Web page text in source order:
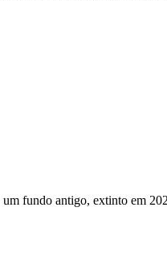
um fundo antigo, extinto em